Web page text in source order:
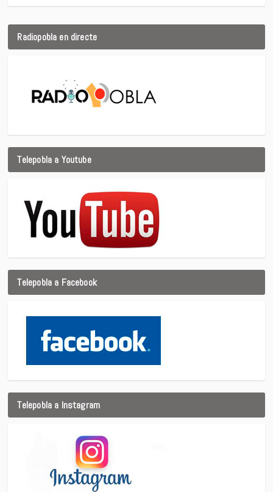
Radiopobla en directe
Telepobla a Youtube
Telepobla a Facebook
Telepobla a Instagram